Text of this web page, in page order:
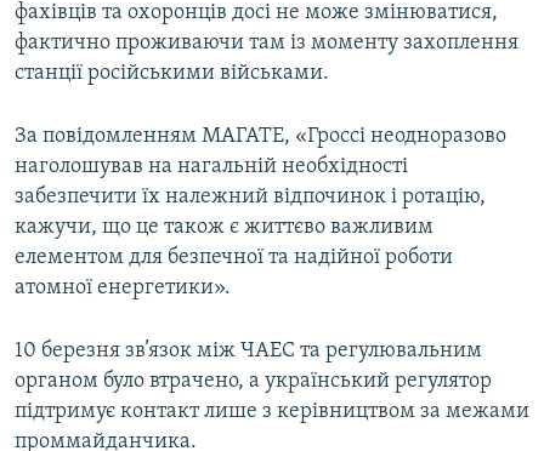
фахівців та охоронців досі не може змінюватися,
фактично проживаючи там із моменту захоплення
станції російськими військами.
За повідомленням МАГАТЕ, «Гроссі неодноразово
наголошував на нагальній необхідності
забезпечити їх належний відпочинок і ротацію,
кажучи, що це також є життєво важливим
елементом для безпечної та надійної роботи
атомної енергетики».
10 березня зв’язок між ЧАЕС та регулювальним
органом було втрачено, а український регулятор
підтримує контакт лише з керівництвом за межами
проммайданчика.